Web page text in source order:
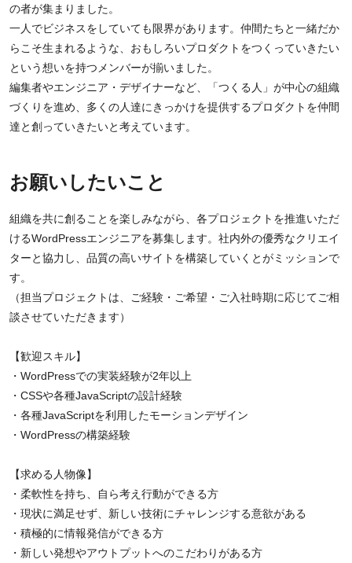
の者が集まりました。
一人でビジネスをしていても限界があります。仲間たちと一緒だか
らこそ生まれるような、おもしろいプロダクトをつくっていきたい
という想いを持つメンバーが揃いました。
編集者やエンジニア・デザイナーなど、「つくる人」が中心の組織
づくりを進め、多くの人達にきっかけを提供するプロダクトを仲間
達と創っていきたいと考えています。
お願いしたいこと
組織を共に創ることを楽しみながら、各プロジェクトを推進いただ
けるWordPressエンジニアを募集します。社内外の優秀なクリエイ
ターと協力し、品質の高いサイトを構築していくとがミッションで
す。
（担当プロジェクトは、ご経験・ご希望・ご入社時期に応じてご相
談させていただきます）
【歓迎スキル】
・WordPressでの実装経験が2年以上
・CSSや各種JavaScriptの設計経験
・各種JavaScriptを利用したモーションデザイン
・WordPressの構築経験
【求める人物像】
・柔軟性を持ち、自ら考え行動ができる方
・現状に満足せず、新しい技術にチャレンジする意欲がある
・積極的に情報発信ができる方
・新しい発想やアウトプットへのこだわりがある方